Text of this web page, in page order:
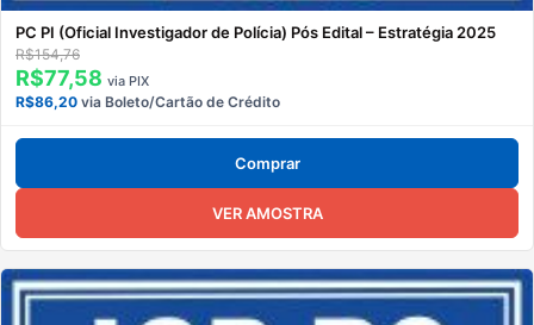
PC PI (Oficial Investigador de Polícia) Pós Edital – Estratégia 2025
R$154,76
R$77,58 via PIX
R$86,20 via Boleto/Cartão de Crédito
Comprar
VER AMOSTRA